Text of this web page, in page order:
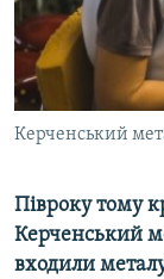
СВІДЧЕННЯ
УКРАЇНСЬКА
ІНФОГРАФІКА
Qırımtatar
ДОЛУЧАЙСЯ!
Усі сайти
Керченський
Півроку тому
Керченський
входили